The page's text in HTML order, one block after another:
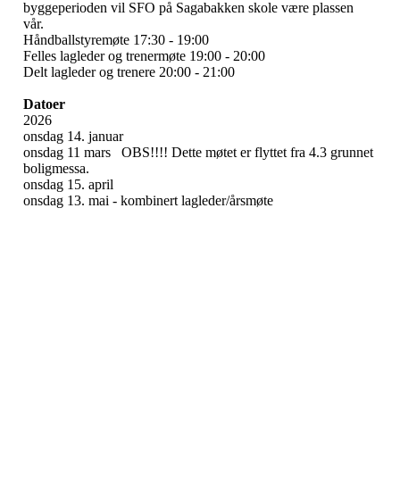
byggeperioden vil SFO på Sagabakken skole være plassen
vår.
Håndballstyremøte 17:30 - 19:00
Felles lagleder og trenermøte 19:00 - 20:00
Delt lagleder og trenere 20:00 - 21:00
Datoer
2026
onsdag 14. januar
onsdag 11 mars OBS!!!! Dette møtet er flyttet fra 4.3 grunnet
boligmessa.
onsdag 15. april
onsdag 13. mai - kombinert lagleder/årsmøte